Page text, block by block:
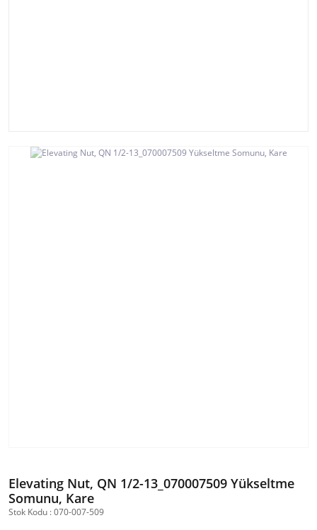
Elevating Nut, QN 1/2-13_070007509 Yükseltme
Somunu, Kare
Stok Kodu : 070-007-509